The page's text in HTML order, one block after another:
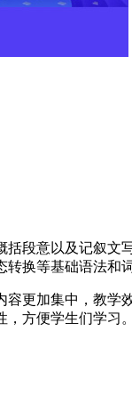
段意以及记叙
换等基础语法和
更加集中，教
方便学生们学习